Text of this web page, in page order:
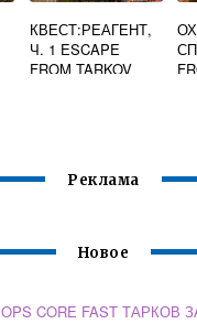
КВЕСТ:РЕАГЕНТ,
Ч. 1 ESCAPE
FROM TARKOV
Реклама
Новое
OPS CORE FAST ТАРКОВ